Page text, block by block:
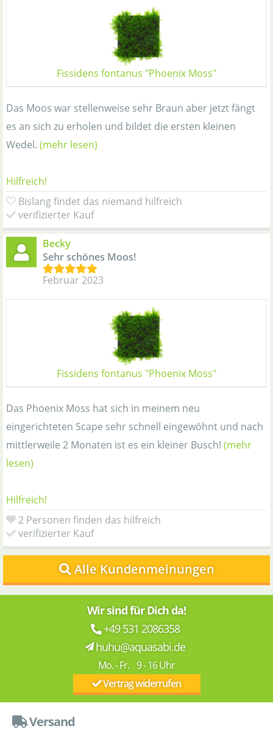
Fissidens fontanus "Phoenix Moss"
Das Moos war stellenweise sehr Braun aber jetzt fängt
es an sich zu erholen und bildet die ersten kleinen
Wedel. (mehr lesen)
Hilfreich!
Bislang findet das niemand hilfreich
verifizierter Kauf
Becky
Sehr schönes Moos!
Februar 2023
Fissidens fontanus "Phoenix Moss"
Das Phoenix Moss hat sich in meinem neu
eingerichteten Scape sehr schnell eingewöhnt und nach
mittlerweile 2 Monaten ist es ein kleiner Busch! (mehr
lesen)
Hilfreich!
2 Personen finden das hilfreich
verifizierter Kauf
Alle Kundenmeinungen
Wir sind für Dich da!
+49 531 2086358
huhu@aquasabi.de
Mo. - Fr. 9 - 16 Uhr
Vertrag widerrufen
Versand